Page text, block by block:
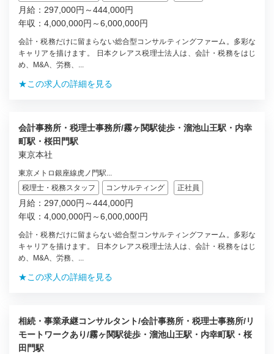
月給：297,000円～444,000円
年収：4,000,000円～6,000,000円
会計・税務だけに留まらない総合型コンサルティングファーム。多彩な
キャリアを描けます。 日本クレアス税理士法人は、会計・税務をはじ
め、M&A、労務、...
★この求人の詳細を見る
会計事務所・税理士事務所/霧ヶ関駅徒歩・溜池山王駅・内幸
町駅・桜田門駅
東京本社
東京メトロ銀座線虎ノ門駅...
税理士・税務スタッフ
コンサルティング 正社員
月給：297,000円～444,000円
年収：4,000,000円～6,000,000円
会計・税務だけに留まらない総合型コンサルティングファーム。多彩な
キャリアを描けます。 日本クレアス税理士法人は、会計・税務をはじ
め、M&A、労務、...
★この求人の詳細を見る
相続・事業承継コンサルタント/会計事務所・税理士事務所/リ
モートワークあり/霧ヶ関駅徒歩・溜池山王駅・内幸町駅・桜
田門駅